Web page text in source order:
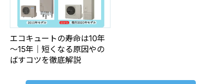
エコキュートの寿命は10年
～15年｜短くなる原因やの
ばすコツを徹底解説